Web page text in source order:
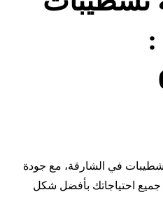
:
في الشارقة، مع جودة
جميع احتياجاتك بأفضل شكل